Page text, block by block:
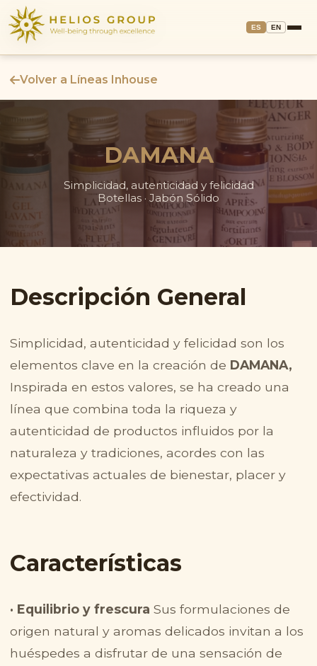
ES EN
Volver a Líneas Inhouse
DAMANA
Simplicidad, autenticidad y felicidad
Botellas · Jabón Sólido
Descripción General
Simplicidad, autenticidad y felicidad son los
elementos clave en la creación de DAMANA,
Inspirada en estos valores, se ha creado una
línea que combina toda la riqueza y
autenticidad de productos influidos por la
naturaleza y tradiciones, acordes con las
expectativas actuales de bienestar, placer y
efectividad.
Características
· Equilibrio y frescura Sus formulaciones de
origen natural y aromas delicados invitan a los
huéspedes a disfrutar de una sensación de